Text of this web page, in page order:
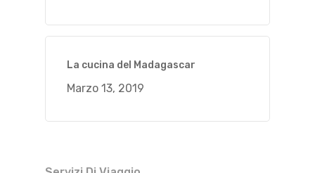
La cucina del Madagascar
Marzo 13, 2019